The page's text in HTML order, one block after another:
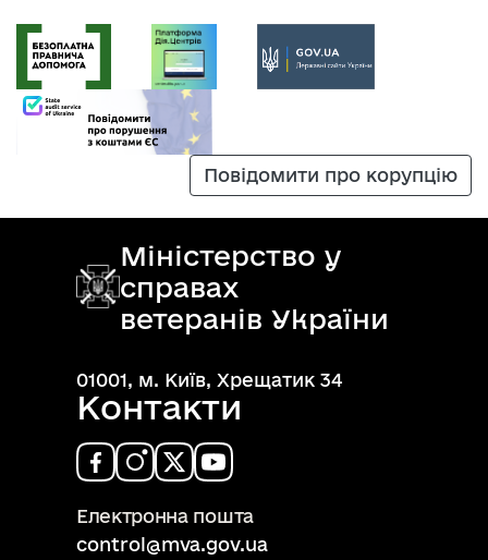
Повідомити про корупцію
Міністерство у
справах
ветеранів України
01001, м. Київ, Хрещатик 34
Контакти
Електронна пошта
control@mva.gov.ua